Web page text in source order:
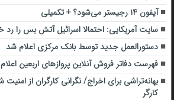
آیفون ۱۴ رجیستر می‌شود؟ + تکمیلی
سایت آمریکایی: احتمالا اسرائیل آتش بس را رد
دستورالعمل جدید توسط بانک مرکزی اعلام شد
فهرست دفاتر فروش آنلاین پروازهای اربعین
بهانه‌تراشی برای اخراج/ نگرانی کارگران از
کارگر